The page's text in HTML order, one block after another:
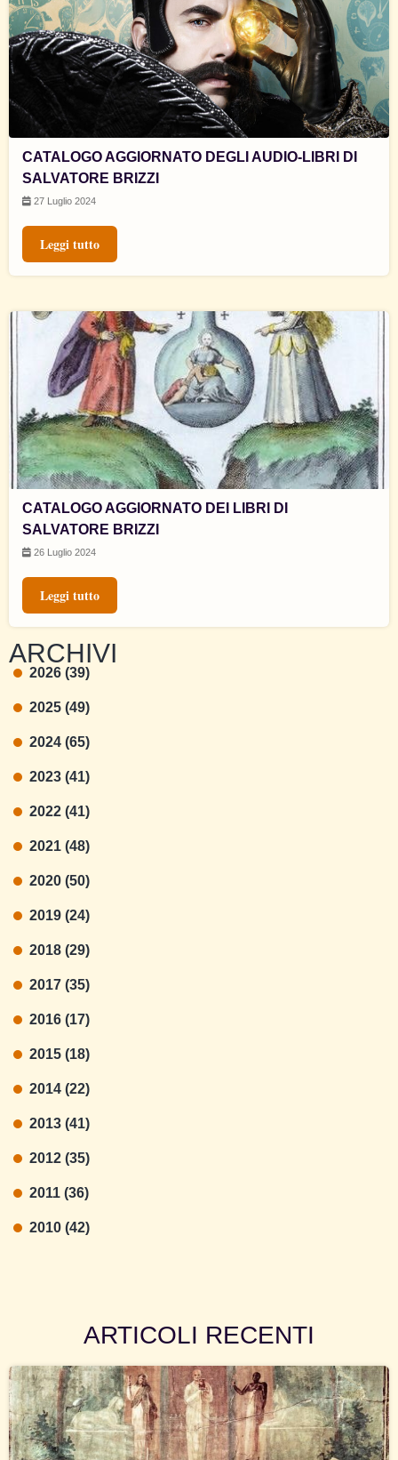
CATALOGO AGGIORNATO DEGLI AUDIO-LIBRI DI
SALVATORE BRIZZI
27 Luglio 2024
Leggi tutto
CATALOGO AGGIORNATO DEI LIBRI DI
SALVATORE BRIZZI
26 Luglio 2024
Leggi tutto
ARCHIVI
2026 (39)
2025 (49)
2024 (65)
2023 (41)
2022 (41)
2021 (48)
2020 (50)
2019 (24)
2018 (29)
2017 (35)
2016 (17)
2015 (18)
2014 (22)
2013 (41)
2012 (35)
2011 (36)
2010 (42)
ARTICOLI RECENTI